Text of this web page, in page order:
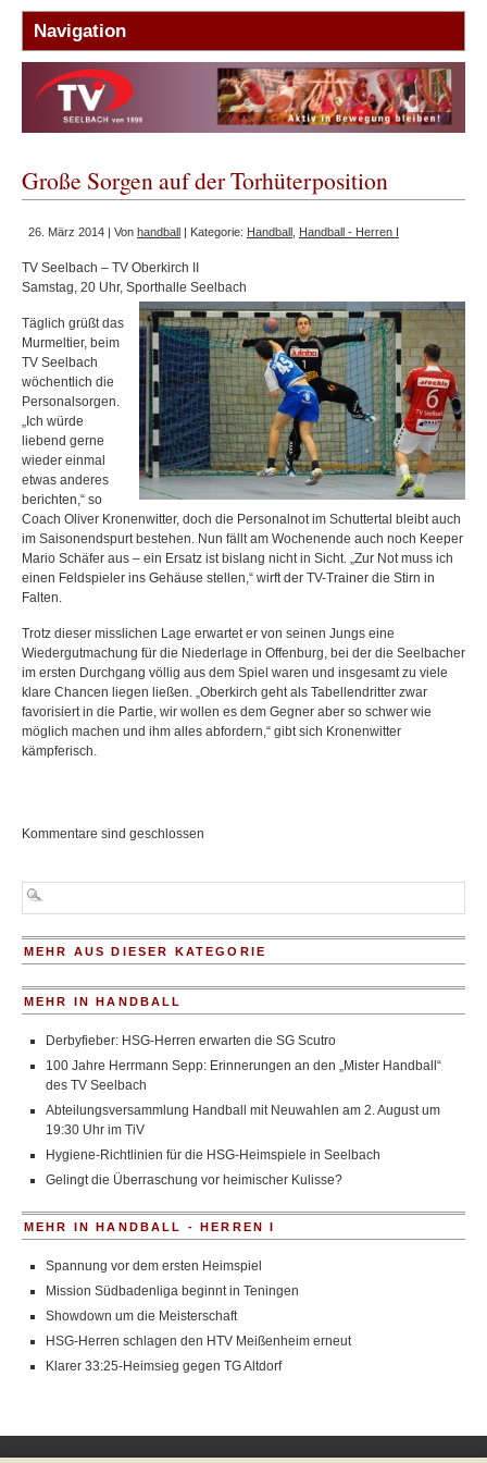
Große Sorgen auf der Torhüterposition
26. März 2014 | Von handball | Kategorie: Handball Handball - Herren I
TV Seelbach – TV Oberkirch II
Samstag, 20 Uhr, Sporthalle Seelbach
Täglich grüßt das
Murmeltier, beim
TV Seelbach
wöchentlich die
Personalsorgen.
„Ich würde
liebend gerne
wieder einmal
etwas anderes
berichten,“ so
Coach Oliver Kronenwitter, doch die Personalnot im Schuttertal bleibt auch
im Saisonendspurt bestehen. Nun fällt am Wochenende auch noch Keeper
Mario Schäfer aus – ein Ersatz ist bislang nicht in Sicht. „Zur Not muss ich
einen Feldspieler ins Gehäuse stellen,“ wirft der TV-Trainer die Stirn in
Falten.
Trotz dieser misslichen Lage erwartet er von seinen Jungs eine
Wiedergutmachung für die Niederlage in Offenburg, bei der die Seelbacher
im ersten Durchgang völlig aus dem Spiel waren und insgesamt zu viele
klare Chancen liegen ließen. „Oberkirch geht als Tabellendritter zwar
favorisiert in die Partie, wir wollen es dem Gegner aber so schwer wie
möglich machen und ihm alles abfordern,“ gibt sich Kronenwitter
kämpferisch.
Kommentare sind geschlossen
MEHR AUS DIESER KATEGORIE
MEHR IN HANDBALL
Derbyfieber: HSG-Herren erwarten die SG Scutro
100 Jahre Herrmann Sepp: Erinnerungen an den „Mister Handball“
des TV Seelbach
Abteilungsversammlung Handball mit Neuwahlen am 2. August um
19:30 Uhr im TiV
Hygiene-Richtlinien für die HSG-Heimspiele in Seelbach
Gelingt die Überraschung vor heimischer Kulisse?
MEHR IN HANDBALL - HERREN I
Spannung vor dem ersten Heimspiel
Mission Südbadenliga beginnt in Teningen
Showdown um die Meisterschaft
HSG-Herren schlagen den HTV Meißenheim erneut
Klarer 33:25-Heimsieg gegen TG Altdorf